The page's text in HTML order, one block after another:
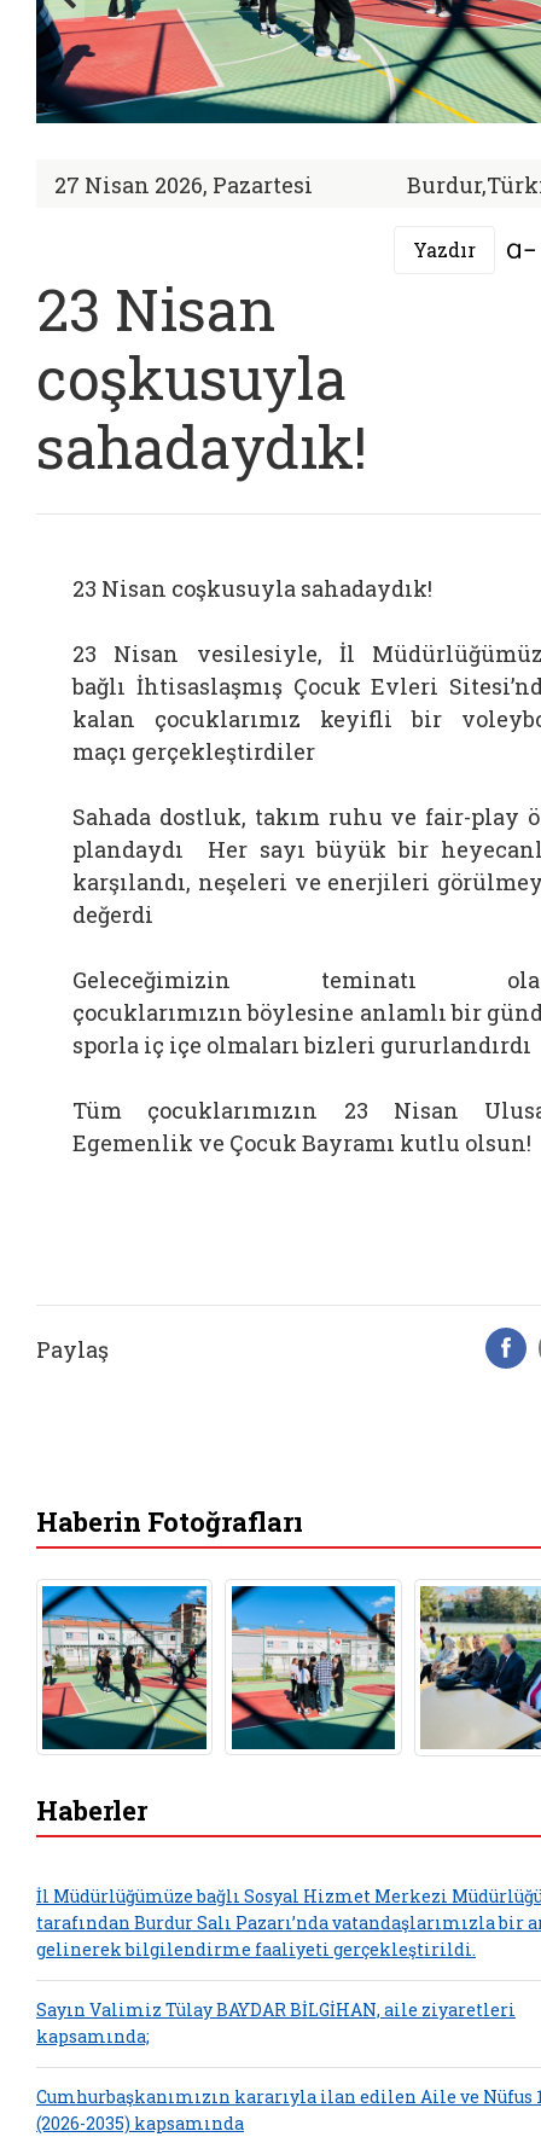
27 Nisan 2026, Pazartesi
Yazdır
23 Nisan
coşkusuyla
sahadaydık!
23 Nisan coşkusuyla sahadaydık!
23 Nisan vesilesiyle, İl
bağlı İhtisaslaşmış Çocuk Evleri
kalan çocuklarımız keyifli bir
maçı gerçekleştirdiler
Sahada dostluk, takım ruhu ve fair-play
plandaydı Her sayı büyük bir
karşılandı, neşeleri ve enerjileri
değerdi
Geleceğimizin teminatı
çocuklarımızın böylesine anlamlı bir
sporla iç içe olmaları bizleri gururlandırdı
Tüm çocuklarımızın 23 Nisan
Egemenlik ve Çocuk Bayramı kutlu olsun!
Paylaş
Haberin Fotoğrafları
Haberler
İl Müdürlüğümüze bağlı Sosyal Hizmet Merkezi
tarafından Burdur Salı Pazarı’nda vatandaşlarımızla bir
gelinerek bilgilendirme faaliyeti gerçekleştirildi.
Sayın Valimiz Tülay BAYDAR BİLGİHAN, aile ziyaretleri
kapsamında;
Cumhurbaşkanımızın kararıyla ilan edilen Aile ve Nüfus
(2026-2035) kapsamında